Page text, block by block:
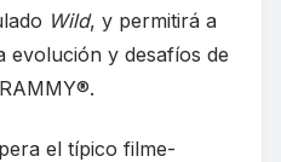
Wild, y permitirá a
evolución y desafíos de
el típico filme-